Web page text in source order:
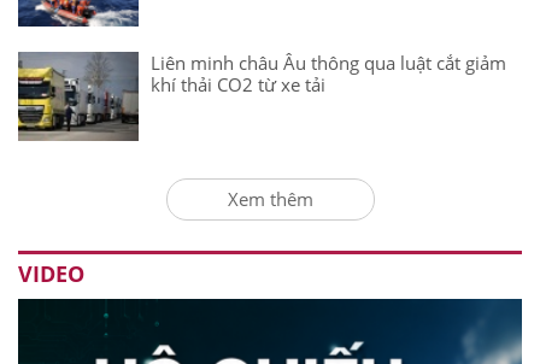
Liên minh châu Âu thông qua luật cắt giảm
khí thải CO2 từ xe tải
Xem thêm
VIDEO